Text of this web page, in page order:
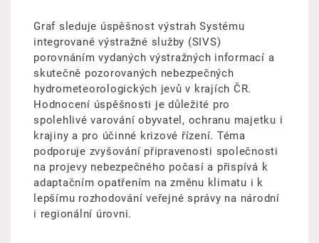
Graf sleduje úspěšnost výstrah Systému
integrované výstražné služby (SIVS)
porovnáním vydaných výstražných informací a
skutečně pozorovaných nebezpečných
hydrometeorologických jevů v krajích ČR.
Hodnocení úspěšnosti je důležité pro
spolehlivé varování obyvatel, ochranu majetku i
krajiny a pro účinné krizové řízení. Téma
podporuje zvyšování připravenosti společnosti
na projevy nebezpečného počasí a přispívá k
adaptačním opatřením na změnu klimatu i k
lepšímu rozhodování veřejné správy na národní
i regionální úrovni.